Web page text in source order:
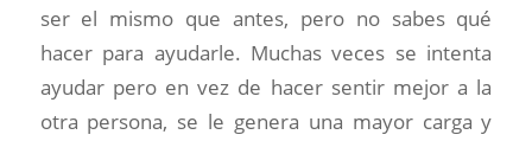
ser el mismo que antes, pero no sabes qué
hacer para ayudarle. Muchas veces se intenta
ayudar pero en vez de hacer sentir mejor a la
otra persona, se le genera una mayor carga y